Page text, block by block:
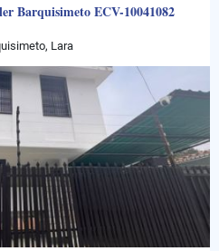
Barquisimeto ECV-10041082
Lara